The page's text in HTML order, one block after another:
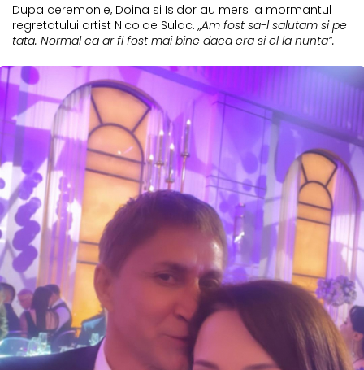
Dupa ceremonie, Doina si Isidor au mers la mormantul
regretatului artist Nicolae Sulac. „Am fost sa-l salutam si pe
tata. Normal ca ar fi fost mai bine daca era si el la nunta”.